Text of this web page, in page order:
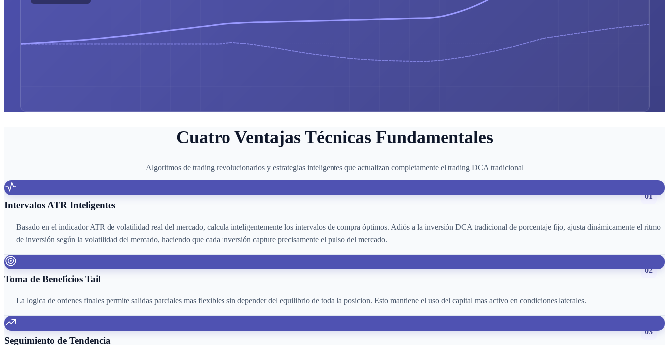
Cuatro Ventajas Técnicas Fundamentales
Algoritmos de trading revolucionarios y estrategias inteligentes que actualizan completamente el trading DCA tradicional
01
Intervalos ATR Inteligentes
Basado en el indicador ATR de volatilidad real del mercado, calcula inteligentemente los intervalos de compra óptimos. Adiós a la inversión DCA tradicional de porcentaje fijo, ajusta dinámicamente el ritmo
de inversión según la volatilidad del mercado, haciendo que cada inversión capture precisamente el pulso del mercado.
02
Toma de Beneficios Tail
La logica de ordenes finales permite salidas parciales mas flexibles sin depender del equilibrio de toda la posicion. Esto mantiene el uso del capital mas activo en condiciones laterales.
03
Seguimiento de Tendencia